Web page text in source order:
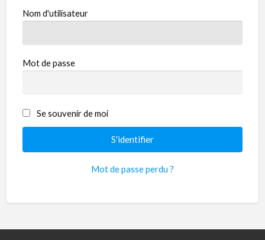
Nom d'utilisateur
Mot de passe
Se souvenir de moi
Mot de passe perdu ?